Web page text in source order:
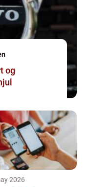
og
2026